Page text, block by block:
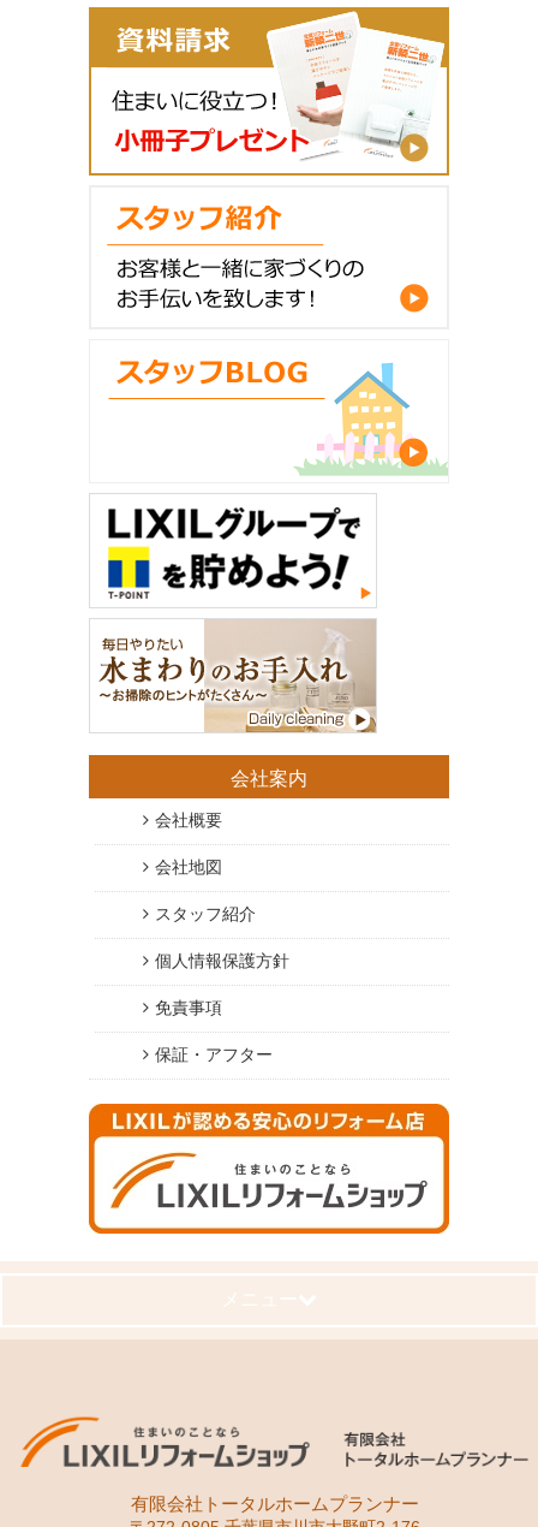
会社案内
会社概要
会社地図
スタッフ紹介
個人情報保護方針
免責事項
保証・アフター
メニュー
有限会社トータルホームプランナー